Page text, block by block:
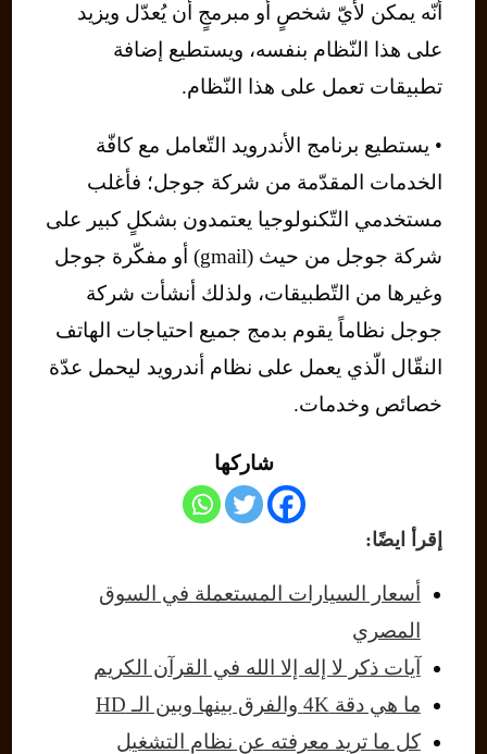
أنّه يمكن لأيّ شخصٍ أو مبرمجٍ أن يُعدّل ويزيد
على هذا النّظام بنفسه، ويستطيع إضافة
تطبيقات تعمل على هذا النّظام.
• يستطيع برنامج الأندرويد التّعامل مع كافّة
الخدمات المقدّمة من شركة جوجل؛ فأغلب
مستخدمي التّكنولوجيا يعتمدون بشكلٍ كبير على
شركة جوجل من حيث (gmail) أو مفكّرة جوجل
وغيرها من التّطبيقات، ولذلك أنشأت شركة
جوجل نظاماً يقوم بدمج جميع احتياجات الهاتف
النقّال الّذي يعمل على نظام أندرويد ليحمل عدّة
خصائص وخدمات.
شاركها
إقرأ ايضًا:
أسعار السيارات المستعملة في السوق
المصري
آيات ذكر لا إله إلا الله في القرآن الكريم
ما هي دقة 4K والفرق بينها وبين الـ HD
كل ما تريد معرفته عن نظام التشغيل